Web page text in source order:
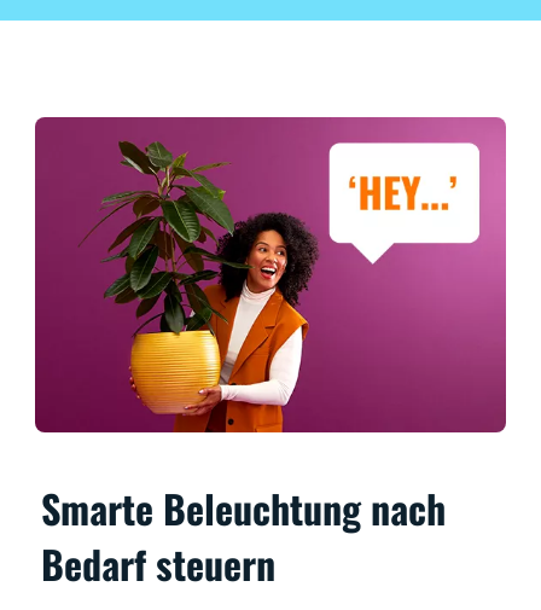
Smarte Beleuchtung nach
Bedarf steuern